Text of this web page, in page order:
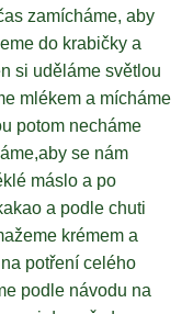
zamícháme, aby
do krabičky a
si uděláme světlou
mlékem a mícháme
potom necháme
se nám
máslo a po
a podle chuti
krémem a
potření celého
podle návodu na